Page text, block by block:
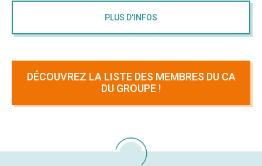
PLUS D'INFOS
DÉCOUVREZ LA LISTE DES MEMBRES DU CA
DU GROUPE !